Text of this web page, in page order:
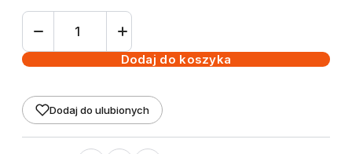
ilość
samoprzylepne
matowe
48,3
x
Dodaj do koszyka
Dodaj do ulubionych